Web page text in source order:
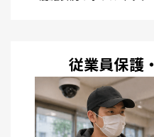
従業員保護